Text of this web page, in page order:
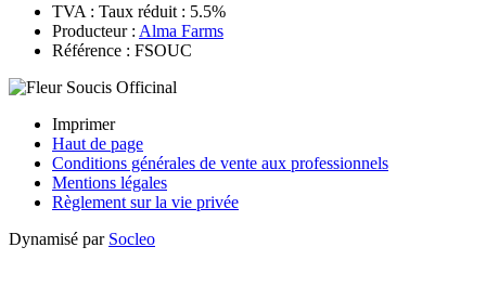
TVA : Taux réduit : 5.5%
Producteur : Alma Farms
Référence : FSOUC
Imprimer
Haut de page
Conditions générales de vente aux professionnels
Mentions légales
Règlement sur la vie privée
Dynamisé par Socleo